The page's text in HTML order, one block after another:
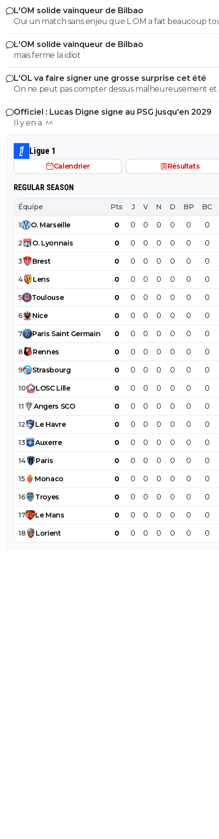
de Morton en pointe basse pour équilibrer l'équipe. Et
un profil plus créatif en 8, comme Merah... ou Natey !
L'OM solide vainqueur de Bilbao
Oui un match sans enjeu que L OM a fait beaucoup
a 2 -1 il a fait rentrer que des jeunes
L'OM solide vainqueur de Bilbao
mais ferme la idiot
L'OL va faire signer une grosse surprise cet été
On ne peut pas compter dessus malheureusement et
son prêt ça a permis de prendre le latéral droit suisse.
Officiel : Lucas Digne signe au PSG jusqu'en 2029
Il y en a. ^^
Ligue 1
Calendrier Résultats
REGULAR SEASON
Équipe Pts J V N D BP BC
1 O. Marseille 0 0 0 0 0 0 0
2 O. Lyonnais 0 0 0 0 0 0 0
3 Brest 0 0 0 0 0 0 0
4 Lens 0 0 0 0 0 0 0
5 Toulouse 0 0 0 0 0 0 0
6 Nice 0 0 0 0 0 0 0
7 Paris Saint Germain 0 0 0 0 0 0 0
8 Rennes 0 0 0 0 0 0 0
9 Strasbourg 0 0 0 0 0 0 0
10 LOSC Lille 0 0 0 0 0 0 0
11 Angers SCO 0 0 0 0 0 0 0
12 Le Havre 0 0 0 0 0 0 0
13 Auxerre 0 0 0 0 0 0 0
14 Paris 0 0 0 0 0 0 0
15 Monaco 0 0 0 0 0 0 0
16 Troyes 0 0 0 0 0 0 0
17 Le Mans 0 0 0 0 0 0 0
18 Lorient 0 0 0 0 0 0 0